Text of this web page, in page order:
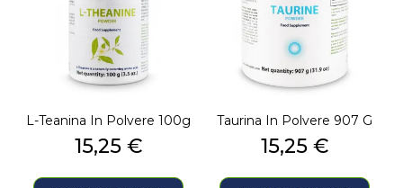
L-Teanina In Polvere 100g
Prezzo
15,25 €
Taurina In Polvere 907 G
Prezzo
15,25 €